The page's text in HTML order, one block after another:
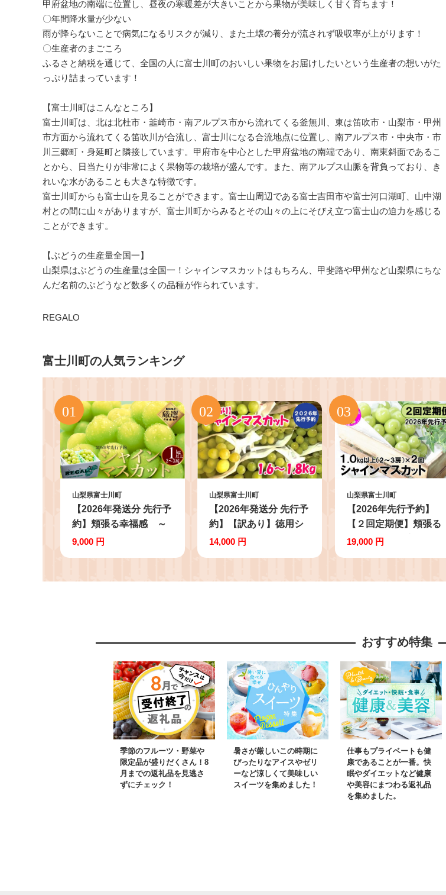
甲府盆地の南端に位置し、昼夜の寒暖差が大きいことから果物が美味しく甘く育ちます！
〇年間降水量が少ない
雨が降らないことで病気になるリスクが減り、また土壌の養分が流されず吸収率が上がります！
〇生産者のまごころ
ふるさと納税を通じて、全国の人に富士川町のおいしい果物をお届けしたいという生産者の想いがた
っぷり詰まっています！
【富士川町はこんなところ】
富士川町は、北は北杜市・韮崎市・南アルプス市から流れてくる釜無川、東は笛吹市・山梨市・甲州
市方面から流れてくる笛吹川が合流し、富士川になる合流地点に位置し、南アルプス市・中央市・市
川三郷町・身延町と隣接しています。甲府市を中心とした甲府盆地の南端であり、南東斜面であるこ
とから、日当たりが非常によく果物等の栽培が盛んです。また、南アルプス山脈を背負っており、き
れいな水があることも大きな特徴です。
富士川町からも富士山を見ることができます。富士山周辺である富士吉田市や富士河口湖町、山中湖
村との間に山々がありますが、富士川町からみるとその山々の上にそびえ立つ富士山の迫力を感じる
ことができます。
【ぶどうの生産量全国一】
山梨県はぶどうの生産量は全国一！シャインマスカットはもちろん、甲斐路や甲州など山梨県にちな
んだ名前のぶどうなど数多くの品種が作られています。
REGALO
富士川町の人気ランキング
山梨県富士川町
【2026年発送分 先行予
約】頬張る幸福感 ～
緑の宝石・ シャインマ
山梨県産 果物 くだもの
町 10000円 一万円
9,000 円
山梨県富士川町
【2026年発送分 先行予
約】【訳あり】徳用シ
ャインマスカット(1.6
ト ぶどう ブドウ 葡萄
富士川町
14,000 円
山梨県富士川町
【2026年先行予約】
【２回定期便】頬張る
幸福感 ～緑の宝石・シ
3房を２回[9月上旬・下
便 ２回 果物 くだもの
富士川町 シャインだけ
シャインマスカットだ
け
19,000 円
おすすめ特集
季節のフルーツ・野菜や
限定品が盛りだくさん！8
月までの返礼品を見逃さ
ずにチェック！
暑さが厳しいこの時期に
ぴったりなアイスやゼリ
ーなど涼しくて美味しい
スイーツを集めました！
仕事もプライベートも健
康であることが一番。快
眠やダイエットなど健康
や美容にまつわる返礼品
を集めました。